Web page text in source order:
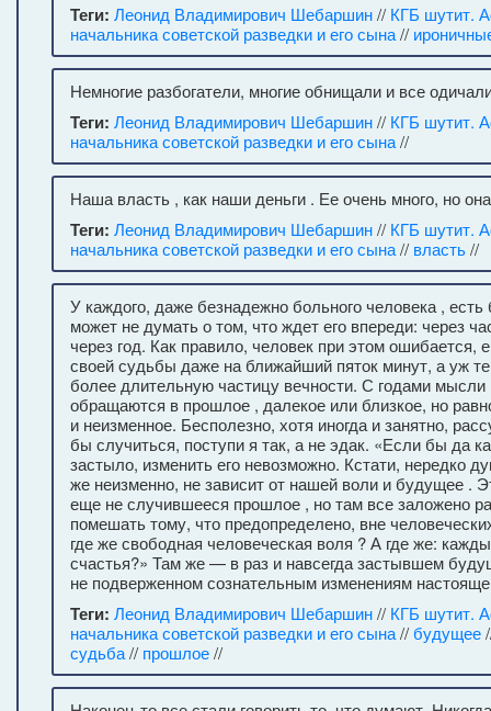
Теги: Леонид Владимирович Шебаршин// КГБ шутит.
начальника советской разведки и его сына//
Немногие разбогатели, многие обнищали и все
Теги: Леонид Владимирович Шебаршин// КГБ шутит.
начальника советской разведки и его сына//
Наша власть , как наши деньги . Ее очень много, но
Теги: Леонид Владимирович Шебаршин// КГБ шутит.
начальника советской разведки и его сына// власть//
У каждого, даже безнадежно больного человека ,
может не думать о том, что ждет его впереди: через
через год. Как правило, человек при этом ошибается,
своей судьбы даже на ближайший пяток минут, а уж
более длительную частицу вечности. С годами
обращаются в прошлое , далекое или близкое, но
и неизменное. Бесполезно, хотя иногда и занятно,
бы случиться, поступи я так, а не эдак. «Если бы да
застыло, изменить его невозможно. Кстати, нередко
же неизменно, не зависит от нашей воли и будущее .
еще не случившееся прошлое , но там все заложено
помешать тому, что предопределено, вне
где же свободная человеческая воля ? А где же:
счастья?» Там же — в раз и навсегда застывшем
не подверженном сознательным изменениям
Теги: Леонид Владимирович Шебаршин// КГБ шутит.
начальника советской разведки и его сына//будущее
судьба// прошлое//